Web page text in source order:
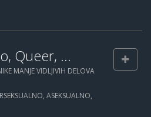
Queer, ...
MANJE VIDLJIVIH DELOVA
ASEKSUALNO,